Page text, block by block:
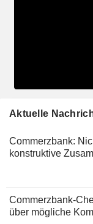
Aktuelle
Commerzbank:
konstruktive
Commerzbank-
über mögliche